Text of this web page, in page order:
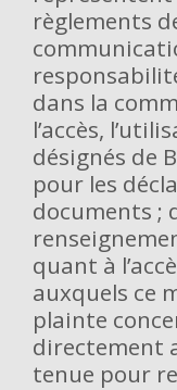
règlements
dans la
l’accès,
désignés de
pour les
documents ;
quant à
auxquels ce
plainte
directement
tenue pour